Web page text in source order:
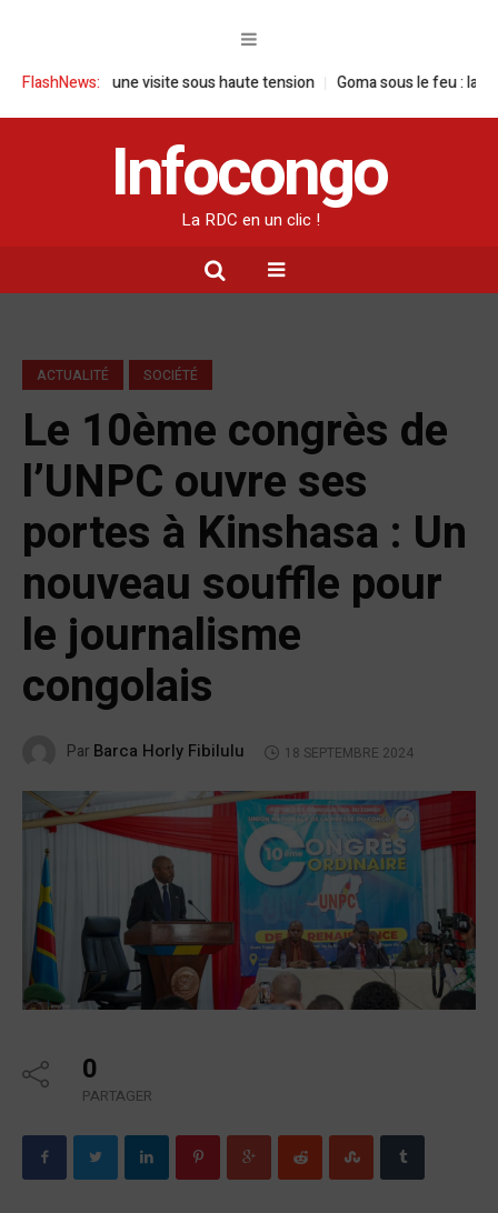
FlashNews:
: une visite sous haute tension Goma sous le feu : la situation
Infocongo
La RDC en un clic !
ACTUALITÉ SOCIÉTÉ
Le 10ème congrès de
l’UNPC ouvre ses
portes à Kinshasa : Un
nouveau souffle pour
le journalisme
congolais
Par Barca Horly Fibilulu 18 SEPTEMBRE 2024
0
PARTAGER